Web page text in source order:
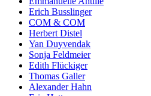
Erich Busslinger
COM & COM
Herbert Distel
Yan Duyvendak
Sonja Feldmeier
Edith Flückiger
Thomas Galler
Alexander Hahn